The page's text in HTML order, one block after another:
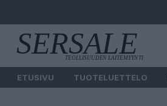
ETUSIVU TUOTELUETTELO